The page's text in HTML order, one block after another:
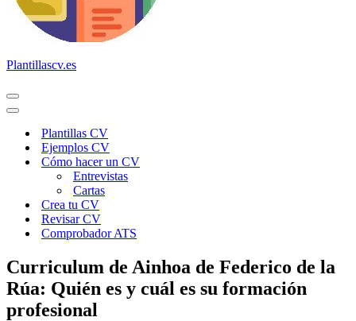
Plantillascv.es
Menú
de
Menú
navegaciónPlantillas CV
Ejemplos CV
Cómo hacer un CV
Entrevistas
Cartas
Crea tu CV
Revisar CV
Comprobador ATS
Curriculum de Ainhoa de Federico de la
Rúa: Quién es y cuál es su formación
profesional